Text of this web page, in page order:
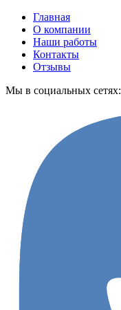
Главная
О компании
Наши работы
Контакты
Отзывы
Мы в социальных сетях: